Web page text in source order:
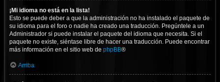
¡Mi idioma no está en la lista!
Esto se puede deber a que la administración no ha instalado el paquete de
su idioma para el foro o nadie ha creado una traducción. Pregúntele a un
Administrador si puede instalar el paquete del idioma que necesita. Si el
paquete no existe, siéntase libre de hacer una traducción. Puede encontrar
más información en el sitio web de phpBB®
Arriba